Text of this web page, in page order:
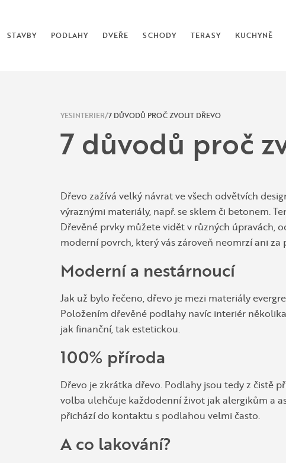
STAVBY PODLAHY DVEŘE SCHODY TERASY KUCHYNĚ
YESINTERIER 7 DŮVODŮ PROČ ZVOLIT DŘEVO
7 důvodů proč
Dřevo zažívá velký návrat ve všech odvětvích
výraznými materiály, např. se sklem či betonem.
Dřevěné prvky můžete vidět v různých úpravách,
moderní povrch, který vás zároveň neomrzí ani
Moderní a nestárnoucí
Jak už bylo řečeno, dřevo je mezi materiály
Položením dřevěné podlahy navíc interiér
jak finanční, tak estetickou.
100% příroda
Dřevo je zkrátka dřevo. Podlahy jsou tedy z čistě
volba ulehčuje každodenní život jak alergikům a
přichází do kontaktu s podlahou velmi často.
A co lakování?